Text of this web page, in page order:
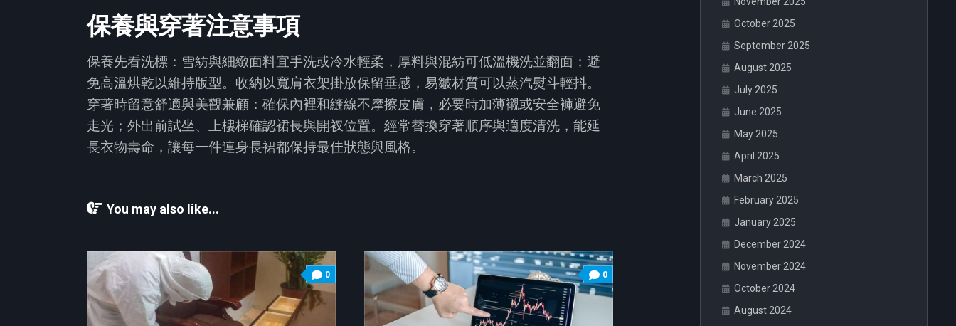
保養與穿著注意事項
保養先看洗標：雪紡與細緻面料宜手洗或冷水輕柔，厚料與混紡可低溫機洗並翻面；避
免高溫烘乾以維持版型。收納以寬肩衣架掛放保留垂感，易皺材質可以蒸汽熨斗輕抖。
穿著時留意舒適與美觀兼顧：確保內裡和縫線不摩擦皮膚，必要時加薄襯或安全褲避免
走光；外出前試坐、上樓梯確認裙長與開衩位置。經常替換穿著順序與適度清洗，能延
長衣物壽命，讓每一件連身長裙都保持最佳狀態與風格。
You may also like...
0 0
October 2025
September 2025
August 2025
July 2025
June 2025
May 2025
April 2025
March 2025
February 2025
January 2025
December 2024
November 2024
October 2024
August 2024